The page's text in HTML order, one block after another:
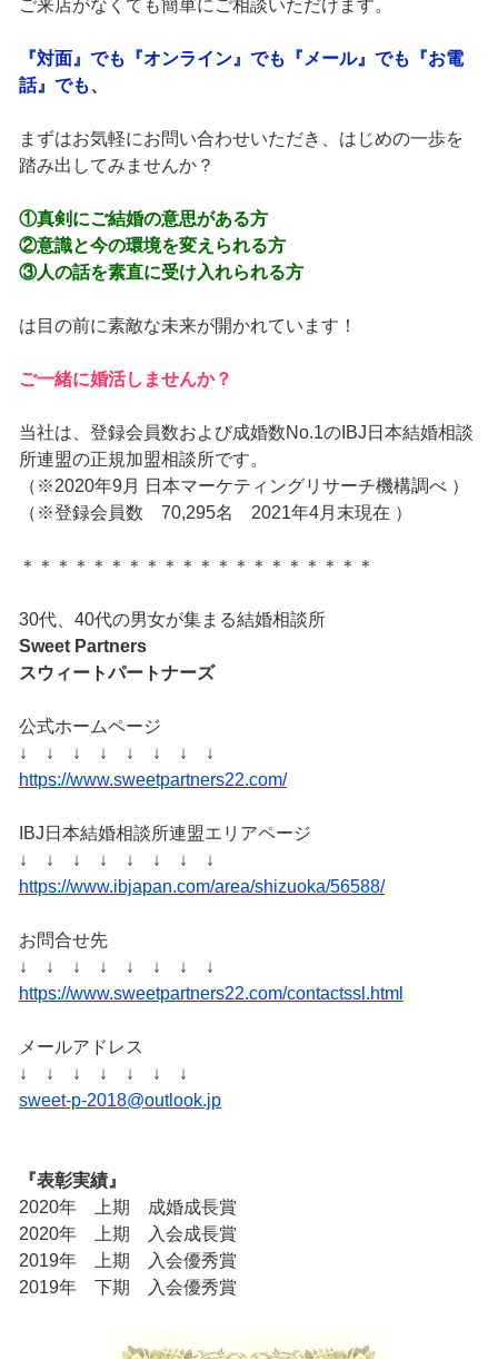
ご来店がなくても簡単にご相談いただけます。
『対面』でも『オンライン』でも『メール』でも『お電
話』でも、
まずはお気軽にお問い合わせいただき、はじめの一歩を
踏み出してみませんか？
①真剣にご結婚の意思がある方
②意識と今の環境を変えられる方
③人の話を素直に受け入れられる方
は目の前に素敵な未来が開かれています！
ご一緒に婚活しませんか？
当社は、登録会員数および成婚数No.1のIBJ日本結婚相談
所連盟の正規加盟相談所です。
（※2020年9月 日本マーケティングリサーチ機構調べ ）
（※登録会員数 70,295名 2021年4月末現在 ）
＊＊＊＊＊＊＊＊＊＊＊＊＊＊＊＊＊＊＊＊
30代、40代の男女が集まる結婚相談所
Sweet Partners
スウィートパートナーズ
公式ホームページ
↓ ↓ ↓ ↓ ↓ ↓ ↓ ↓
https://www.sweetpartners22.com/
IBJ日本結婚相談所連盟エリアページ
↓ ↓ ↓ ↓ ↓ ↓ ↓ ↓
https://www.ibjapan.com/area/shizuoka/56588/
お問合せ先
↓ ↓ ↓ ↓ ↓ ↓ ↓ ↓
https://www.sweetpartners22.com/contactssl.html
メールアドレス
↓ ↓ ↓ ↓ ↓ ↓ ↓
sweet-p-2018@outlook.jp
『表彰実績』
2020年 上期 成婚成長賞
2020年 上期 入会成長賞
2019年 上期 入会優秀賞
2019年 下期 入会優秀賞